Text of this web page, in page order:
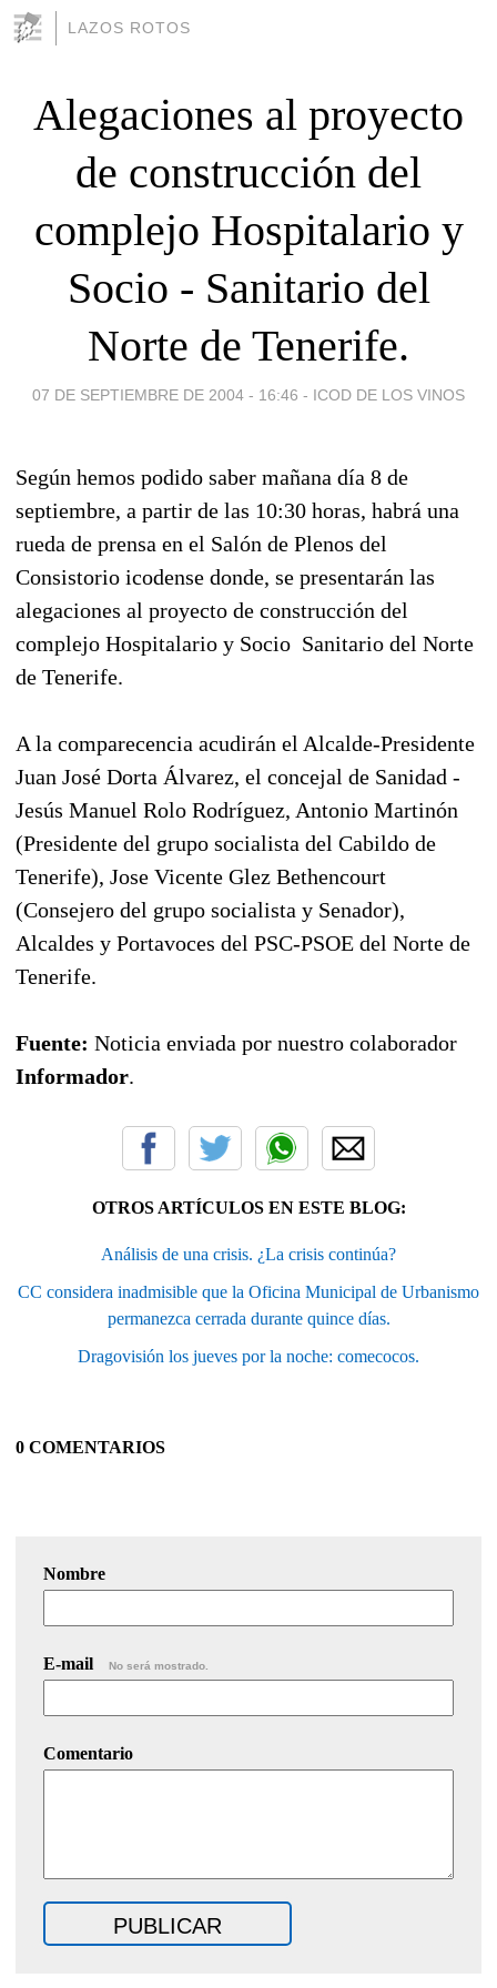
LAZOS ROTOS
Alegaciones al proyecto
de construcción del
complejo Hospitalario y
Socio - Sanitario del
Norte de Tenerife.
07 DE SEPTIEMBRE DE 2004 - 16:46 - ICOD DE LOS VINOS
Según hemos podido saber mañana día 8 de
septiembre, a partir de las 10:30 horas, habrá una
rueda de prensa en el Salón de Plenos del
Consistorio icodense donde, se presentarán las
alegaciones al proyecto de construcción del
complejo Hospitalario y Socio  Sanitario del Norte
de Tenerife.
A la comparecencia acudirán el Alcalde-Presidente
Juan José Dorta Álvarez, el concejal de Sanidad -
Jesús Manuel Rolo Rodríguez, Antonio Martinón
(Presidente del grupo socialista del Cabildo de
Tenerife), Jose Vicente Glez Bethencourt
(Consejero del grupo socialista y Senador),
Alcaldes y Portavoces del PSC-PSOE del Norte de
Tenerife.
Fuente: Noticia enviada por nuestro colaborador
Informador.
OTROS ARTÍCULOS EN ESTE BLOG:
Análisis de una crisis. ¿La crisis continúa?
CC considera inadmisible que la Oficina Municipal de Urbanismo
permanezca cerrada durante quince días.
Dragovisión los jueves por la noche: comecocos.
0 COMENTARIOS
Nombre
E-mail No será mostrado.
Comentario